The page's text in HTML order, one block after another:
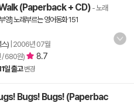
(Paperback + CD) - 노래
영] 노래부르는 영어동화 151
) 2006년 07월
/ 680원) 8.7
일 출고 변경
Bugs! Bugs! (Paperbac